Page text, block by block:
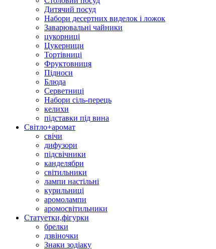
Дитячий посуд
Набори десертних виделок і ложок
Заварювальні чайники
цукорниці
Цукерници
Тортівниці
Фруктовниця
Підноси
Блюда
Серветниці
Набори сіль-перець
келихи
підставки під вина
Світло+аромат
свічи
дифузори
підсвічники
канделябри
світильники
лампи настільні
курильниці
аромолампи
аромосвітильники
Статуетки,фігурки
брелки
дзвіночки
Знаки зодіаку